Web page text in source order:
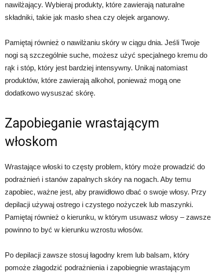
nawilżający. Wybieraj produkty, które zawierają naturalne
składniki, takie jak masło shea czy olejek arganowy.
Pamiętaj również o nawilżaniu skóry w ciągu dnia. Jeśli Twoje
nogi są szczególnie suche, możesz użyć specjalnego kremu do
rąk i stóp, który jest bardziej intensywny. Unikaj natomiast
produktów, które zawierają alkohol, ponieważ mogą one
dodatkowo wysuszać skórę.
Zapobieganie wrastającym
włoskom
Wrastające włoski to częsty problem, który może prowadzić do
podrażnień i stanów zapalnych skóry na nogach. Aby temu
zapobiec, ważne jest, aby prawidłowo dbać o swoje włosy. Przy
depilacji używaj ostrego i czystego nożyczek lub maszynki.
Pamiętaj również o kierunku, w którym usuwasz włosy – zawsze
powinno to być w kierunku wzrostu włosów.
Po depilacji zawsze stosuj łagodny krem lub balsam, który
pomoże złagodzić podrażnienia i zapobiegnie wrastającym